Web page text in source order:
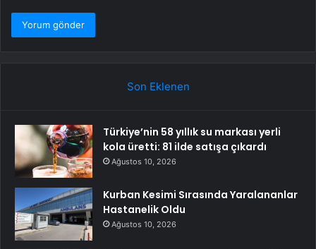
Son Eklenen
Türkiye’nin 58 yıllık su markası yerli
kola üretti: 81 ilde satışa çıkardı
Ağustos 10, 2026
Kurban Kesimi Sırasında Yaralananlar
Hastanelik Oldu
Ağustos 10, 2026